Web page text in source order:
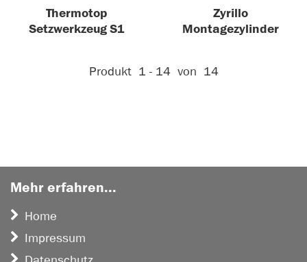
Thermotop
Setzwerkzeug S1
Zyrillo
Montagezylinder
Aktive Filter:
Produkt 1 - 14 von 14
Mehr erfahren...
Home
Impressum